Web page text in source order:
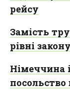
рейсу
Замість
рівні
Німеччина
посольство